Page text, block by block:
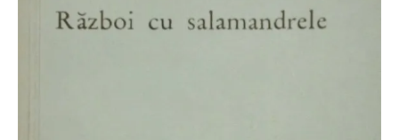
cinismul cu idealismul si